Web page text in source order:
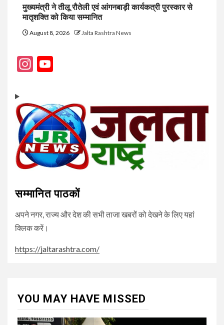
मुख्यमंत्री ने तीलू रौतेली एवं आंगनबाड़ी कार्यकत्री पुरस्कार से
मातृशक्ति को किया सम्मानित
August 8, 2026 Jalta Rashtra News
Instagram
सम्मानित पाठकों
अपने नगर, राज्य और देश की सभी ताजा खबरों को देखने के लिए यहां
क्लिक करें।
https://jaltarashtra.com/
YOU MAY HAVE MISSED